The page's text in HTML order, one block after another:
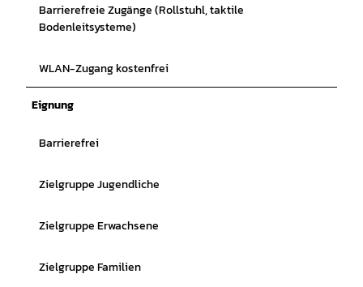
Barrierefreie Zugänge (Rollstuhl, taktile
Bodenleitsysteme)
WLAN-Zugang kostenfrei
Eignung
Barrierefrei
Zielgruppe Jugendliche
Zielgruppe Erwachsene
Zielgruppe Familien